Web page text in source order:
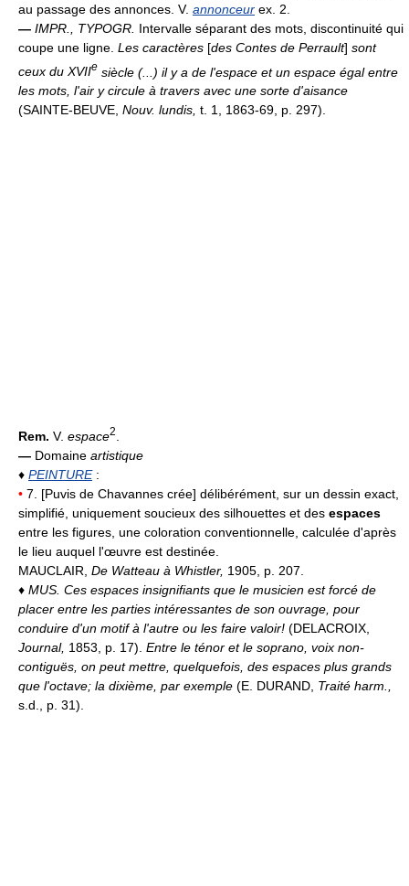
au passage des annonces. V. annonceur ex. 2.
— IMPR., TYPOGR. Intervalle séparant des mots, discontinuité qui
coupe une ligne. Les caractères [des Contes de Perrault] sont
ceux du XVIIe siècle (...) il y a de l'espace et un espace égal entre
les mots, l'air y circule à travers avec une sorte d'aisance
(SAINTE-BEUVE, Nouv. lundis, t. 1, 1863-69, p. 297).
Rem. V. espace2
— Domaine artistique
♦ PEINTURE:
• 7. [Puvis de Chavannes crée] délibérément, sur un dessin exact,
simplifié, uniquement soucieux des silhouettes et des espaces
entre les figures, une coloration conventionnelle, calculée d'après
le lieu auquel l'œuvre est destinée.
MAUCLAIR, De Watteau à Whistler, 1905, p. 207.
♦ MUS. Ces espaces insignifiants que le musicien est forcé de
placer entre les parties intéressantes de son ouvrage, pour
conduire d'un motif à l'autre ou les faire valoir! (DELACROIX,
Journal, 1853, p. 17). Entre le ténor et le soprano, voix non-
contiguës, on peut mettre, quelquefois, des espaces plus grands
que l'octave; la dixième, par exemple (E. DURAND, Traité harm.,
s.d., p. 31).